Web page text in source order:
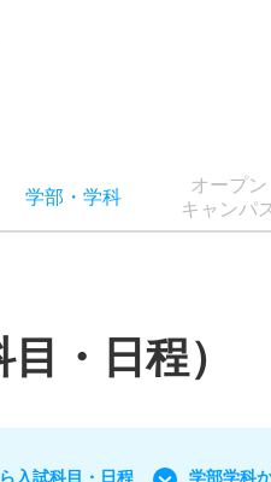
学部 ・ 学科
オープン
キャンパ
・日程）
入試科目・日程
学部学科